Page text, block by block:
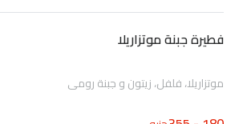
فطيرة جبنة موتزاريلا
موتزاريلا، فلفل، زيتون و جبنة رومى